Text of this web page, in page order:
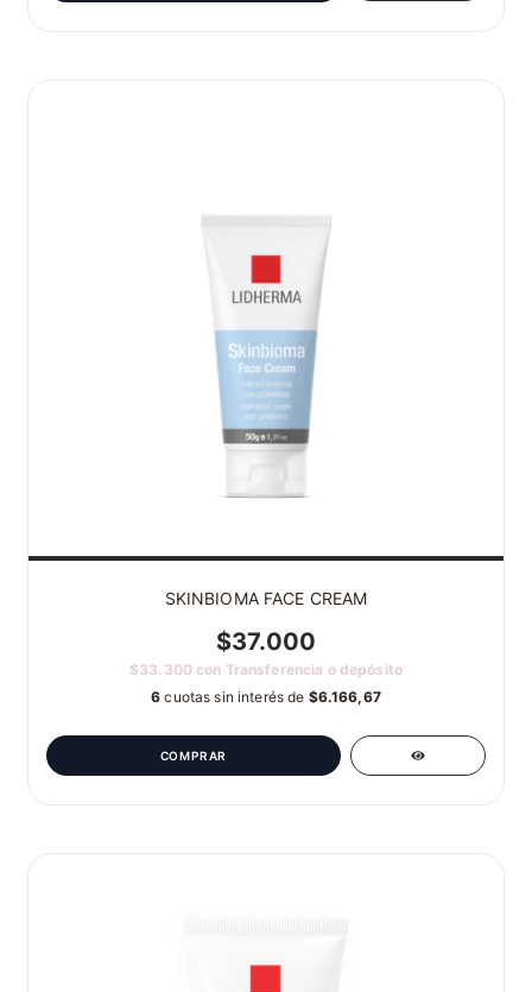
SKINBIOMA FACE CREAM
$37.000
$33.300con Transferencia o depósito
6 cuotas sin interés de $6.166,67